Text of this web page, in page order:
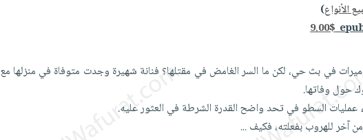
الأنواع)
9.00$
في بث حي، لكن ما السر الغامض في مقتلها؟ فنانة شهيرة وجدت متوفاة في منزلها مع
حول وفاتها.
عمليات السطو في تحد واضح القدرة الشرطة في العثور عليه.
آخر للهروب بفعلته، فكيف...